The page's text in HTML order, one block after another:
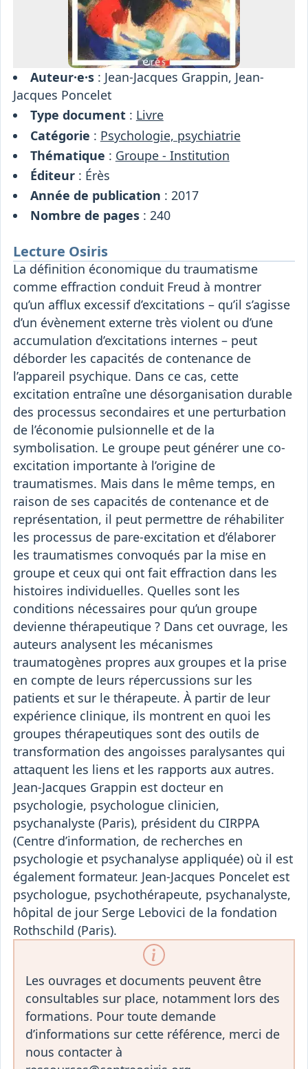
Auteur·e·s: Jean-Jacques Grappin, Jean-
Jacques Poncelet
Type document: Livre
Catégorie : Psychologie, psychiatrie
Thématique : Groupe - Institution
Éditeur: Érès
Année de publication : 2017
Nombre de pages: 240
Lecture Osiris
La définition économique du traumatisme
comme effraction conduit Freud à montrer
qu’un afflux excessif d’excitations – qu’il s’agisse
d’un évènement externe très violent ou d’une
accumulation d’excitations internes – peut
déborder les capacités de contenance de
l’appareil psychique. Dans ce cas, cette
excitation entraîne une désorganisation durable
des processus secondaires et une perturbation
de l’économie pulsionnelle et de la
symbolisation. Le groupe peut générer une co-
excitation importante à l’origine de
traumatismes. Mais dans le même temps, en
raison de ses capacités de contenance et de
représentation, il peut permettre de réhabiliter
les processus de pare-excitation et d’élaborer
les traumatismes convoqués par la mise en
groupe et ceux qui ont fait effraction dans les
histoires individuelles. Quelles sont les
conditions nécessaires pour qu’un groupe
devienne thérapeutique ? Dans cet ouvrage, les
auteurs analysent les mécanismes
traumatogènes propres aux groupes et la prise
en compte de leurs répercussions sur les
patients et sur le thérapeute. À partir de leur
expérience clinique, ils montrent en quoi les
groupes thérapeutiques sont des outils de
transformation des angoisses paralysantes qui
attaquent les liens et les rapports aux autres.
Jean-Jacques Grappin est docteur en
psychologie, psychologue clinicien,
psychanalyste (Paris), président du CIRPPA
(Centre d’information, de recherches en
psychologie et psychanalyse appliquée) où il est
également formateur. Jean-Jacques Poncelet est
psychologue, psychothérapeute, psychanalyste,
hôpital de jour Serge Lebovici de la fondation
Rothschild (Paris).
Les ouvrages et documents peuvent être
consultables sur place, notamment lors des
formations. Pour toute demande
d’informations sur cette référence, merci de
nous contacter à